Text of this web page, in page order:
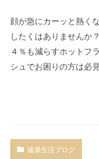
顔が急にカーッと熱く
したくはありませんか
４％も減らすホットフ
シュでお困りの方は必
健康生活ブログ